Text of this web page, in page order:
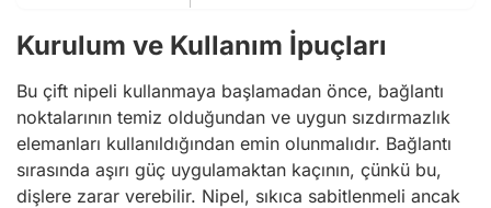
Kurulum ve Kullanım İpuçları
Bu çift nipeli kullanmaya başlamadan önce, bağlantı
noktalarının temiz olduğundan ve uygun sızdırmazlık
elemanları kullanıldığından emin olunmalıdır. Bağlantı
sırasında aşırı güç uygulamaktan kaçının, çünkü bu,
dişlere zarar verebilir. Nipel, sıkıca sabitlenmeli ancak